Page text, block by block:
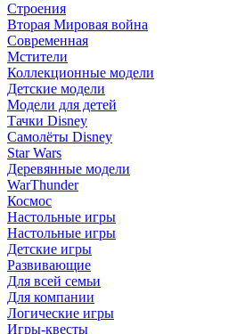
Строения
Вторая Мировая война
Современная
Мстители
Коллекционные модели
Детские модели
Модели для детей
Тачки Disney
Самолёты Disney
Star Wars
Деревянные модели
WarThunder
Космос
Настольные игры
Настольные игры
Детские игры
Развивающие
Для всей семьи
Для компании
Логические игры
Игры-квесты